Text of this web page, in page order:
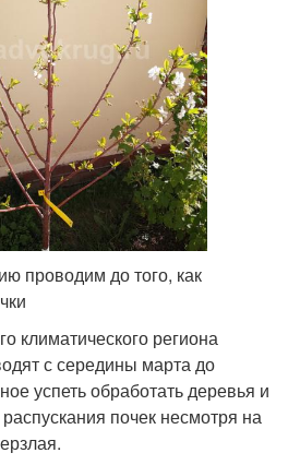
проводим до того, как
климатического региона
с середины марта до
успеть обработать деревья и
почек несмотря на